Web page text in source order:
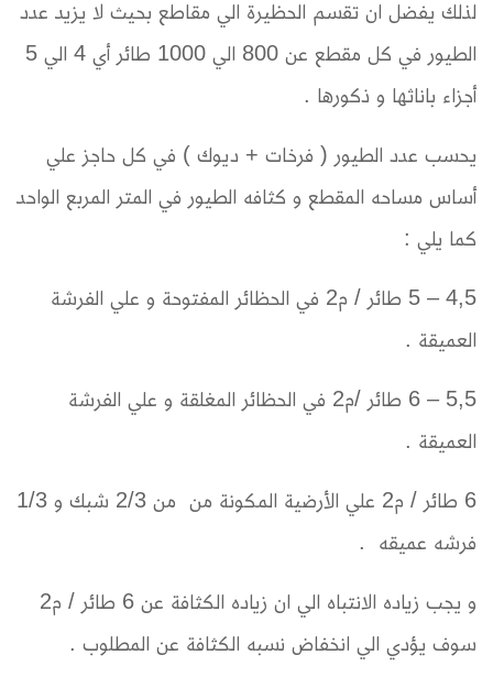
لذلك يفضل ان تقسم الحظيرة الي مقاطع بحيث لا يزيد عدد
الطيور في كل مقطع عن 800 الي 1000 طائر أي 4 الي 5
أجزاء باناثها و ذكورها .
يحسب عدد الطيور ( فرخات + ديوك ) في كل حاجز علي
أساس مساحه المقطع و كثافه الطيور في المتر المربع الواحد
كما يلي :
4,5 – 5 طائر / م2 في الحظائر المفتوحة و علي الفرشة
العميقة .
5,5 – 6 طائر /م2 في الحظائر المغلقة و علي الفرشة
العميقة .
6 طائر / م2 علي الأرضية المكونة من من 2/3 شبك و 1/3
فرشه عميقه .
و يجب زياده الانتباه الي ان زياده الكثافة عن 6 طائر / م2
سوف يؤدي الي انخفاض نسبه الكثافة عن المطلوب .